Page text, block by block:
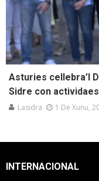
Asturies cellebra’l
Sidre con
Lasidra 1 De Xunu,
INTERNACIONAL